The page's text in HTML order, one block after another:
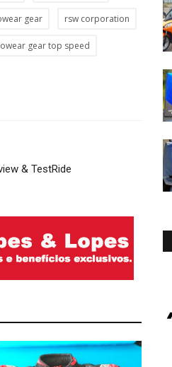
gear rsw corporation
gear top speed
& TestRide